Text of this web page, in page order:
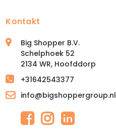
Kontakt
Big Shopper B.V.
Schelphoek 52
2134 WR, Hoofddorp
+31642543377
info@bigshoppergroup.nl